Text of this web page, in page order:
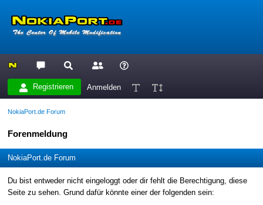
Registrieren Anmelden
NokiaPort.de Forum
Forenmeldung
NokiaPort.de Forum
Du bist entweder nicht eingeloggt oder dir fehlt die Berechtigung, diese
Seite zu sehen. Grund dafür könnte einer der folgenden sein: